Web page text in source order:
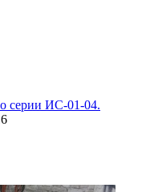
серии ИС-01-04.